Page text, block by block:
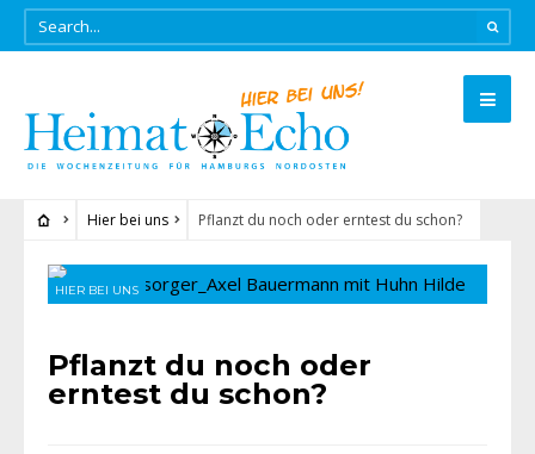
Hier bei uns Pflanzt du noch oder erntest du schon?
HIER BEI UNS
Pflanzt du noch oder
erntest du schon?